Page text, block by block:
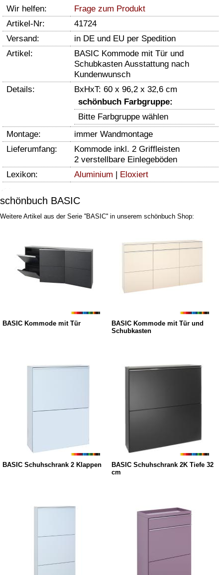
Wir helfen:
Frage zum Produkt
Artikel-Nr:
41724
Versand:
in DE und EU per Spedition
Artikel:
BASIC Kommode mit Tür und
Schubkasten Ausstattung nach
Kundenwunsch
Details:
BxHxT: 60 x 96,2 x 32,6 cm
schönbuch Farbgruppe:
Bitte Farbgruppe wählen
Montage:
immer Wandmontage
Lieferumfang:
Kommode inkl. 2 Griffleisten
2 verstellbare Einlegeböden
Lexikon:
Aluminium Eloxiert
schönbuch BASIC
Weitere Artikel aus der Serie ''BASIC'' in unserem schönbuch Shop:
BASIC Kommode mit Tür
BASIC Kommode mit Tür und
Schubkasten
BASIC Schuhschrank 2 Klappen
BASIC Schuhschrank 2K Tiefe 32
cm